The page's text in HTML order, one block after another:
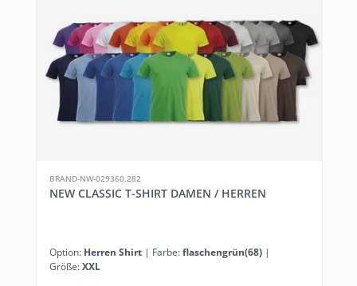
BRAND-NW-029360.282
NEW CLASSIC T-SHIRT DAMEN / HERREN
Option: Herren Shirt | Farbe:flaschengrün(68) |
Größe:XXL